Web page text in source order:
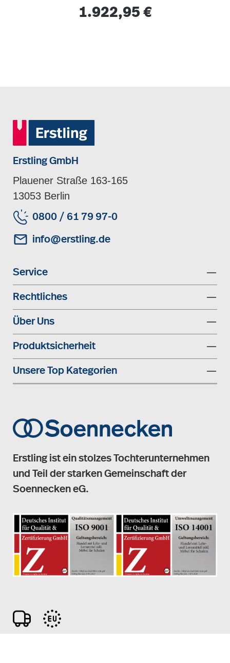
Regulärer Preis:
1.922,95 €
Erstling GmbH
Plauener Straße 163-165
13053 Berlin
0800 / 61 79 97-0
info@erstling.de
Service
Rechtliches
Über Uns
Produktsicherheit
Unsere Top Kategorien
Erstling ist ein stolzes Tochterunternehmen
und Teil der starken Gemeinschaft der
Soennecken eG.